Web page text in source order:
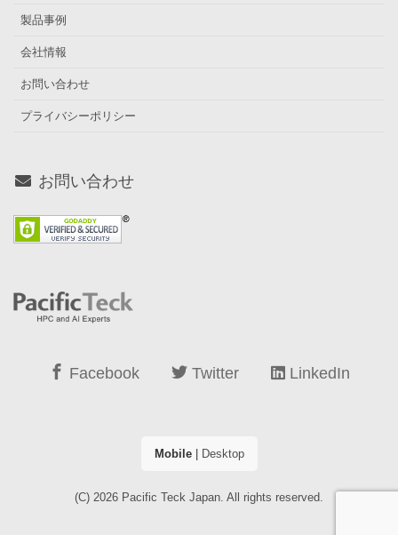
製品事例
会社情報
お問い合わせ
プライバシーポリシー
お問い合わせ
Facebook Twitter LinkedIn
Mobile| Desktop
(C) 2026 Pacific Teck Japan. All rights reserved.